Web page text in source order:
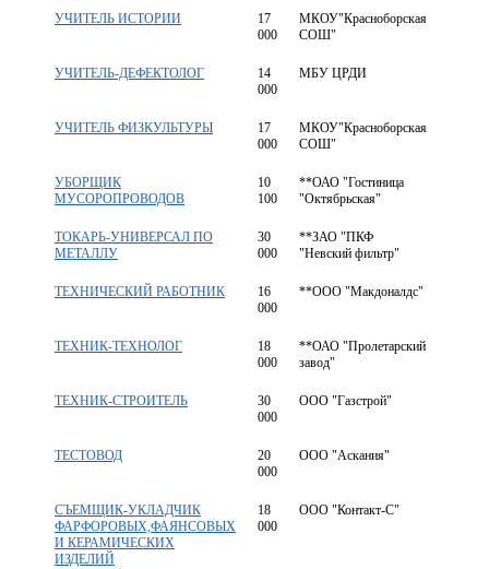
УЧИТЕЛЬ ИСТОРИИ
17
000
МКОУ"Красноборская
СОШ"
УЧИТЕЛЬ-ДЕФЕКТОЛОГ
14
000
МБУ ЦРДИ
УЧИТЕЛЬ ФИЗКУЛЬТУРЫ
17
000
МКОУ"Красноборская
СОШ"
УБОРЩИК
МУСОРОПРОВОДОВ
10
100
**ОАО "Гостиница
"Октябрьская"
ТОКАРЬ-УНИВЕРСАЛ ПО
МЕТАЛЛУ
30
000
**ЗАО "ПКФ
"Невский фильтр"
ТЕХНИЧЕСКИЙ РАБОТНИК
16
000
**ООО "Макдоналдс"
ТЕХНИК-ТЕХНОЛОГ
18
000
**ОАО "Пролетарский
завод"
ТЕХНИК-СТРОИТЕЛЬ
30
000
ООО "Газстрой"
ТЕСТОВОД
20
000
ООО "Аскания"
СЪЕМЩИК-УКЛАДЧИК
ФАРФОРОВЫХ,ФАЯНСОВЫХ
И КЕРАМИЧЕСКИХ
ИЗДЕЛИЙ
18
000
ООО "Контакт-С"